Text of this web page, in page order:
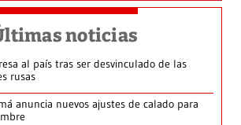
noticias
al país tras ser desvinculado de las
rusas
anuncia nuevos ajustes de calado para